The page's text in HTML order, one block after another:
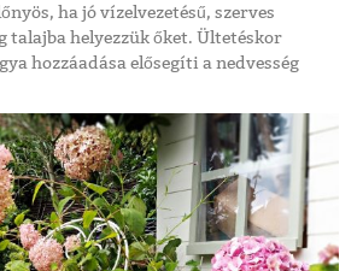
ha jó vízelvezetésű, szerves
talajba helyezzük őket. Ültetéskor
hozzáadása elősegíti a nedvesség